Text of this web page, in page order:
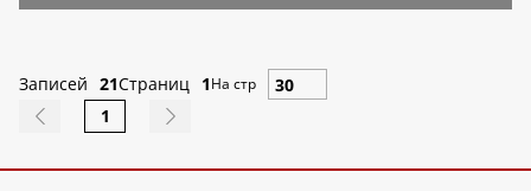
Записей 21Страниц 1На стр
1